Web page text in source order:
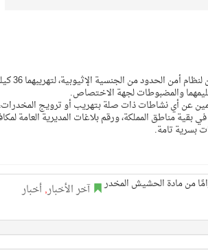
قبضت الدوريات البرية لحرس
والمضبوطات لجهة الاختصاص.
عن أي نشاطات ذات صلة بتهريب أو ترويج
الاتصال بالأرقام (911) في مناطق مكة المكرمة والرياض والشرقية و(999) في بقية مناطق المملكة، ورقم بلاغات المديرية
آخر الأخبار,أخبار